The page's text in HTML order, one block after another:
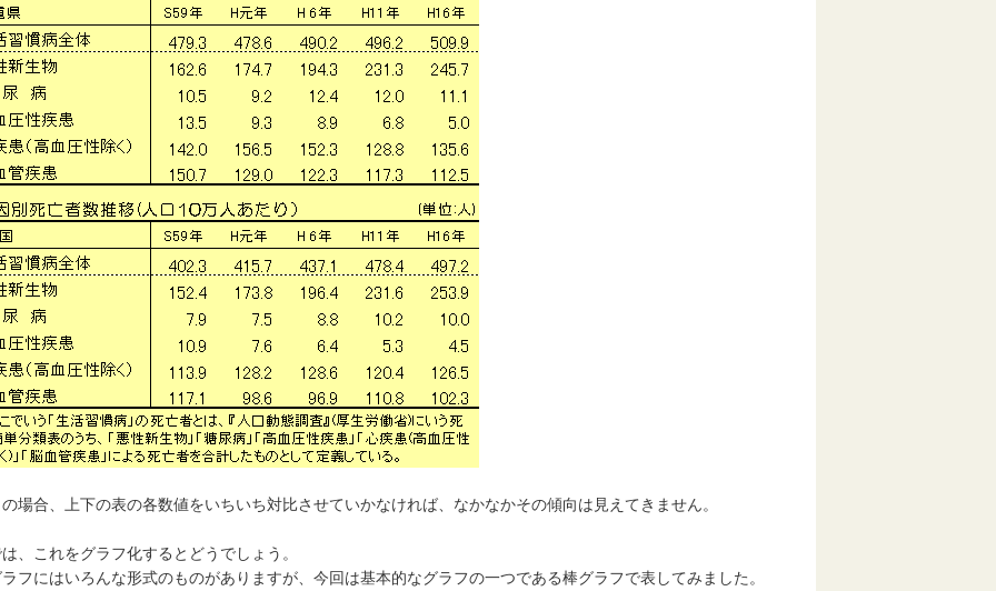
場合、上下の表の各数値をいちいち対比させていかなければ、なかなかその傾向は見えてきません。
、これをグラフ化するとどうでしょう。
フにはいろんな形式のものがありますが、今回は基本的なグラフの一つである棒グラフで表してみました。